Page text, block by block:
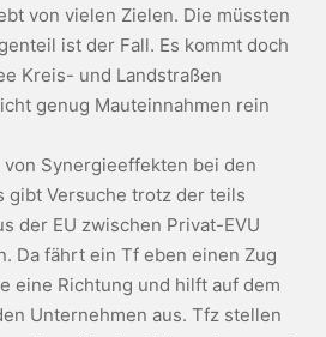
von vielen Zielen. Die müssten
ist der Fall. Es kommt doch
Kreis- und Landstraßen
genug Mauteinnahmen rein
Synergieeffekten bei den
gibt Versuche trotz der teils
der EU zwischen Privat-EVU
Da fährt ein Tf eben einen Zug
eine Richtung und hilft auf dem
Unternehmen aus. Tfz stellen